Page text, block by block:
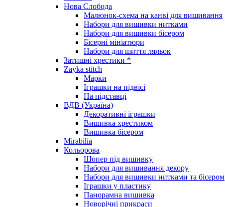
Нова Слобода
Малюнок-схема на канві для вишивання
Набори для вишивки нитками
Набори для вишивки бісером
Бісерні мініатюри
Набори для шиття ляльок
Затишні хрестики *
Zayka stitch
Марки
Іграшки на підвісі
На підставці
ВДВ (Україна)
Декоративні іграшки
Вишивка хрестиком
Вишивка бісером
Mirabilia
Кольорова
Шопер під вишивку
Набори для вишивання декору
Набори для вишивки нитками та бісером
Іграшки у пластику
Панорамна вишивка
Новорічні прикраси